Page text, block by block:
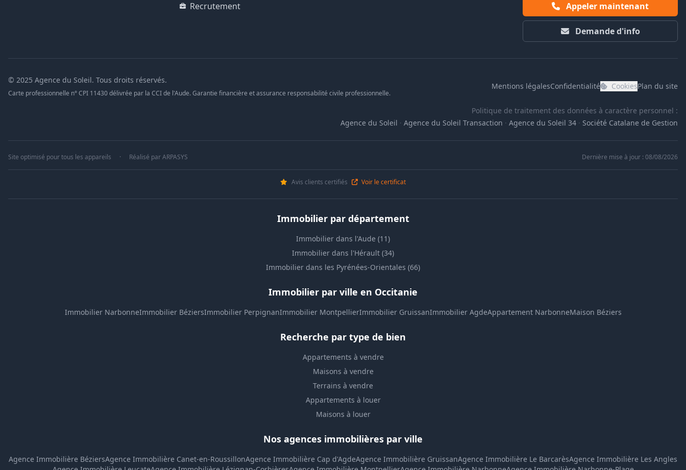
Recrutement
Appeler maintenant
Demande d'info
© 2025 Agence du Soleil. Tous droits réservés.
Carte professionnelle n° CPI 11430 délivrée par la CCI de l'Aude. Garantie financière et assurance responsabilité civile professionnelle.
Mentions légalesConfidentialité CookiesPlan du site
Politique de traitement des données à caractère personnel :
Agence du Soleil · Agence du Soleil Transaction · Agence du Soleil 34 · Société Catalane de Gestion
Site optimisé pour tous les appareils · Réalisé parARPASYS Dernière mise à jour : 08/08/2026
Avis clients certifiés Voir le certificat
Immobilier par département
Immobilier dans l'Aude (11)
Immobilier dans l'Hérault (34)
Immobilier dans les Pyrénées-Orientales (66)
Immobilier par ville en Occitanie
Immobilier NarbonneImmobilier BéziersImmobilier PerpignanImmobilier MontpellierImmobilier GruissanImmobilier AgdeAppartement NarbonneMaison Béziers
Recherche par type de bien
Appartements à vendre
Maisons à vendre
Terrains à vendre
Appartements à louer
Maisons à louer
Nos agences immobilières par ville
Agence Immobilière BéziersAgence Immobilière Canet-en-RoussillonAgence Immobilière Cap d'AgdeAgence Immobilière GruissanAgence Immobilière Le BarcarèsAgence Immobilière Les Angles
cherchez (ville, type de bien, budget) et je